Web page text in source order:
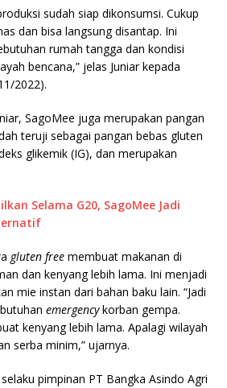
sudah siap dikonsumsi. Cukup
dan bisa langsung disantap. Ini
rumah tangga dan kondisi
bencana,” jelas Juniar kepada
2022).
SagoMee juga merupakan pangan
teruji sebagai pangan bebas gluten
glikemik (IG), dan merupakan
Selama G20, SagoMee Jadi
gluten free membuat makanan di
dan kenyang lebih lama. Ini menjadi
mie instan dari bahan baku lain. “Jadi
emergencykorban gempa.
kenyang lebih lama. Apalagi wilayah
serba minim,” ujarnya.
pimpinan PT Bangka Asindo Agri